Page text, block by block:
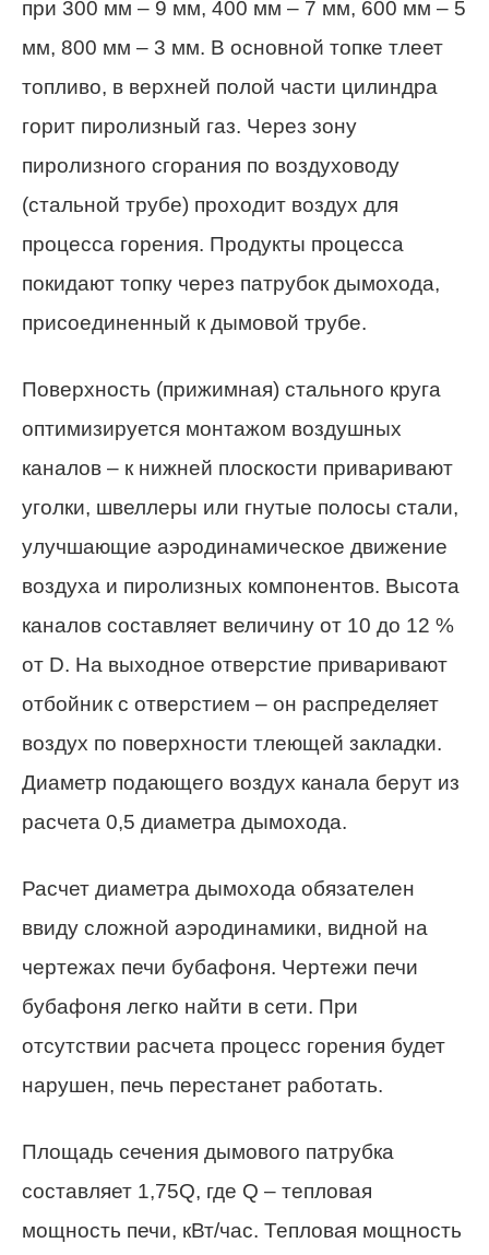
при 300 мм – 9 мм, 400 мм – 7 мм, 600 мм – 5
мм, 800 мм – 3 мм. В основной топке тлеет
топливо, в верхней полой части цилиндра
горит пиролизный газ. Через зону
пиролизного сгорания по воздуховоду
(стальной трубе) проходит воздух для
процесса горения. Продукты процесса
покидают топку через патрубок дымохода,
присоединенный к дымовой трубе.
Поверхность (прижимная) стального круга
оптимизируется монтажом воздушных
каналов – к нижней плоскости приваривают
уголки, швеллеры или гнутые полосы стали,
улучшающие аэродинамическое движение
воздуха и пиролизных компонентов. Высота
каналов составляет величину от 10 до 12 %
от D. На выходное отверстие приваривают
отбойник с отверстием – он распределяет
воздух по поверхности тлеющей закладки.
Диаметр подающего воздух канала берут из
расчета 0,5 диаметра дымохода.
Расчет диаметра дымохода обязателен
ввиду сложной аэродинамики, видной на
чертежах печи бубафоня. Чертежи печи
бубафоня легко найти в сети. При
отсутствии расчета процесс горения будет
нарушен, печь перестанет работать.
Площадь сечения дымового патрубка
составляет 1,75Q, где Q – тепловая
мощность печи, кВт/час. Тепловая мощность